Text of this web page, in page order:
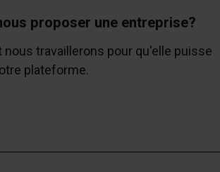
proposer une entreprise?
travaillerons pour qu'elle puisse
plateforme.